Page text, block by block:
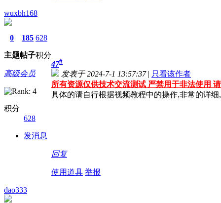
wuxbh168
0
主题
185
帖子
628
积分
高级会员
积分
628
发消息
47#
发表于 2024-7-1 13:57:37 | 只看该作者
所有资源仅供技术交流测试 严禁用于非法使用
具体的请自行根据视频教程中的操作,非常的详
回复
使用道具 举报
dao333